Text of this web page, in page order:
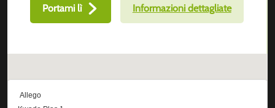
Portami lì Informazioni dettagliate